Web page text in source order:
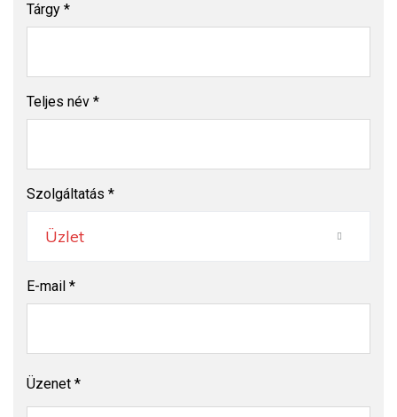
Tárgy *
Teljes név *
Szolgáltatás *
Üzlet
E-mail *
Üzenet *